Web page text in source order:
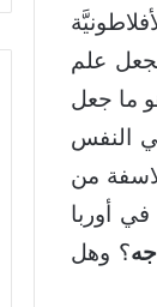
علم
ما جعل
النفس
من
في أوربا
؟ وهل